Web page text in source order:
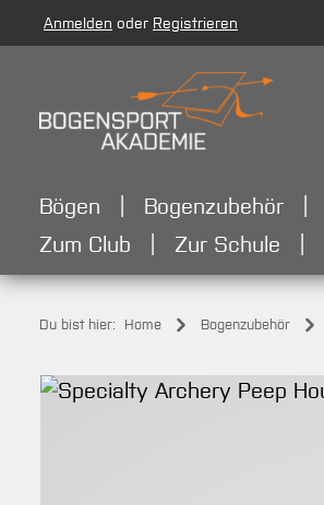
Hauptinhalt springen
Zur Suche springen
Zur Hauptnavigation springen
Anmelden oder Registrieren
Bögen Bogenzubehör
Zum Club
Zur Schule
Du bist hier: Home Bogenzubehör
Bildergalerie überspringen